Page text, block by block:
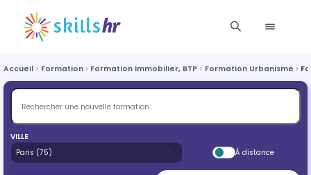
Accueil Formation Formation Immobilier, BTP Formation Urbanisme
VILLE
À distance